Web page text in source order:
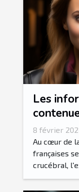
Les
8 février
Au cœur de
françaises
crucébral,